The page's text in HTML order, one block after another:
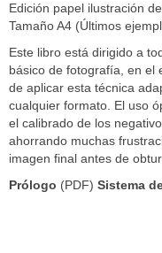
Edición papel ilustración
Tamaño A4 (Últimos
Este libro está dirigido a
básico de fotografía, en el
de aplicar esta técnica
cualquier formato. El uso
el calibrado de los
ahorrando muchas
imagen final antes de
Prólogo (PDF) Sistema